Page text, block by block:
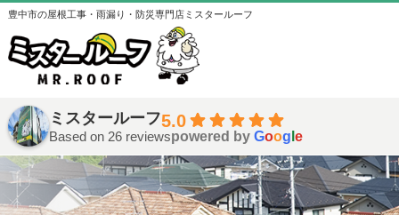
豊中市の屋根工事・雨漏り・防災専門店ミスタールーフ
ミスタールーフ5.0
Based on 26 reviewspowered by Goog e